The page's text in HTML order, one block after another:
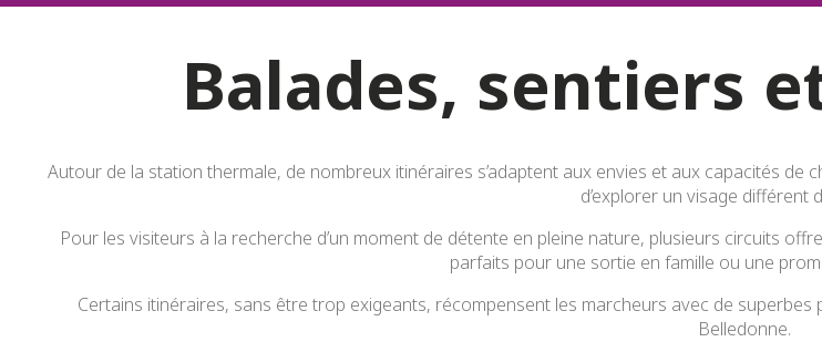
Balades, sentiers
Autour de la station thermale, de nombreux itinéraires s’adaptent aux envies et aux capacités de
d’explorer un visage différent
Pour les visiteurs à la recherche d’un moment de détente en pleine nature, plusieurs circuits
parfaits pour une sortie en famille ou une
Certains itinéraires, sans être trop exigeants, récompensent les marcheurs avec de
Belledonne.